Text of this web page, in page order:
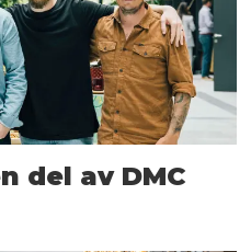
del av DMC